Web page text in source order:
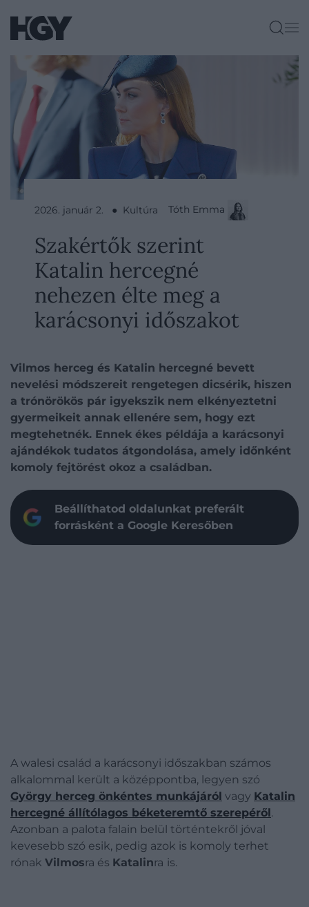
2026. január 2. ● Kultúra Tóth Emma
Szakértők szerint
Katalin hercegné
nehezen élte meg a
karácsonyi időszakot
Vilmos herceg és Katalin hercegné bevett
nevelési módszereit rengetegen dicsérik, hiszen
a trónörökös pár igyekszik nem elkényeztetni
gyermeikeit annak ellenére sem, hogy ezt
megtehetnék. Ennek ékes példája a karácsonyi
ajándékok tudatos átgondolása, amely időnként
komoly fejtörést okoz a családban.
Beállíthatod oldalunkat preferált
forrásként a Google Keresőben
A walesi család a karácsonyi időszakban számos
alkalommal került a középpontba, legyen szó
György herceg önkéntes munkájáról vagy Katalin
hercegné állítólagos béketeremtő szerepéről.
Azonban a palota falain belül történtekről jóval
kevesebb szó esik, pedig azok is komoly terhet
rónak Vilmosra és Katalinra is.